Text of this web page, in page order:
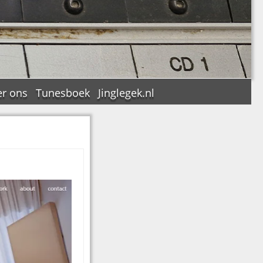
ons Tunesboek Jinglegek.nl